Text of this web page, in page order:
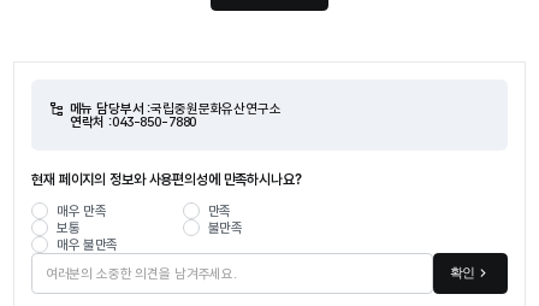
메뉴 담당부서 :국립중원문화유산연구소
연락처 :043-850-7880
현재 페이지의 정보와 사용편의성에 만족하시나요?
매우 만족
만족
보통
불만족
매우 불만족
확인